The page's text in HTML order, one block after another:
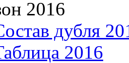
2016
дубля
2016